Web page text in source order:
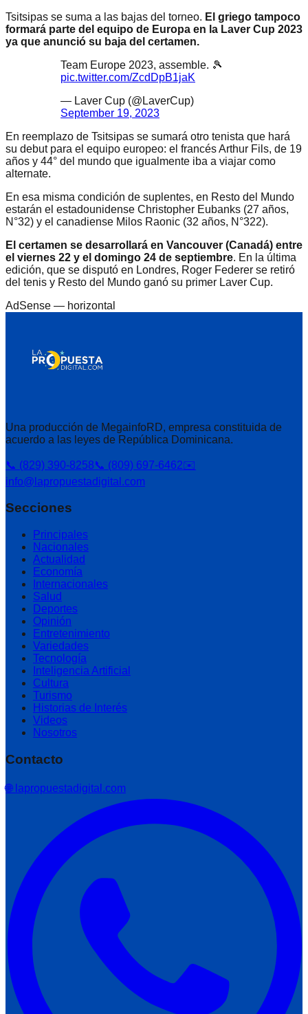
Tsitsipas se suma a las bajas del torneo. El griego tampoco
formará parte del equipo de Europa en la Laver Cup 2023
ya que anunció su baja del certamen.
Team Europe 2023, assemble. 🎾
pic.twitter.com/ZcdDpB1jaK
— Laver Cup (@LaverCup)
September 19, 2023
En reemplazo de Tsitsipas se sumará otro tenista que hará
su debut para el equipo europeo: el francés Arthur Fils, de 19
años y 44° del mundo que igualmente iba a viajar como
alternate.
En esa misma condición de suplentes, en Resto del Mundo
estarán el estadounidense Christopher Eubanks (27 años,
N°32) y el canadiense Milos Raonic (32 años, N°322).
El certamen se desarrollará en Vancouver (Canadá) entre
el viernes 22 y el domingo 24 de septiembre. En la última
edición, que se disputó en Londres, Roger Federer se retiró
del tenis y Resto del Mundo ganó su primer Laver Cup.
AdSense — horizontal
Una producción de MegainfoRD, empresa constituida de
acuerdo a las leyes de República Dominicana.
📞 (829) 390-8258📞 (809) 697-6462✉️
info@lapropuestadigital.com
Secciones
Principales
Nacionales
Actualidad
Economía
Internacionales
Salud
Deportes
Opinión
Entretenimiento
Variedades
Tecnología
Inteligencia Artificial
Cultura
Turismo
Historias de Interés
Videos
Nosotros
Contacto
🌐 lapropuestadigital.com